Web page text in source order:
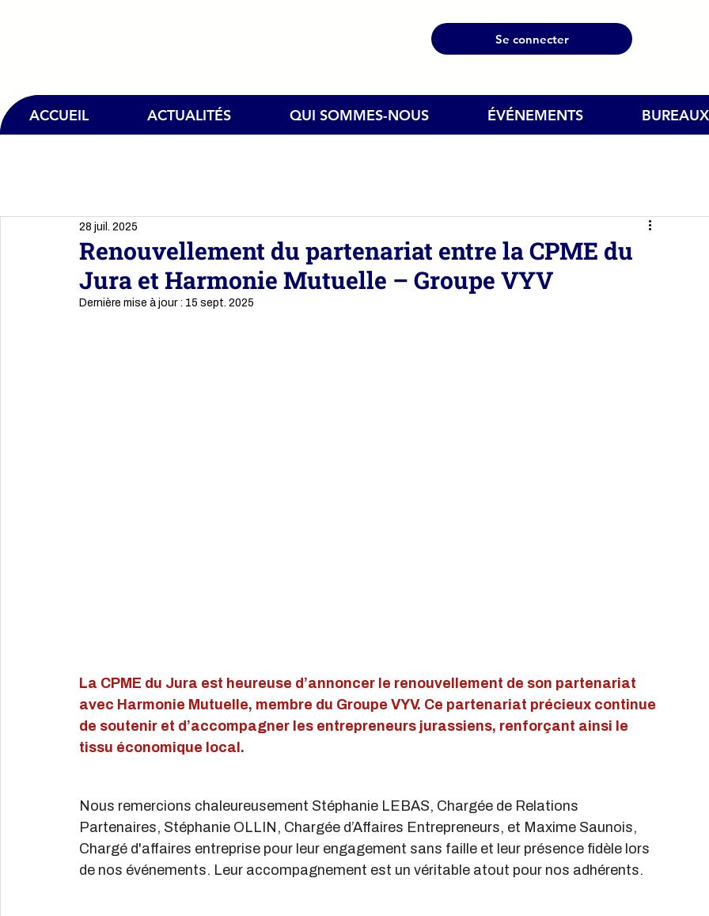
Se connecter
ACCUEIL ACTUALITÉS QUI SOMMES-NOUS ÉVÉNEMENTS BUREAUX
Renouvellement du partenariat entre la CPME du
Jura et Harmonie Mutuelle – Groupe VYV
28 juil. 2025
Dernière mise à jour : 15 sept. 2025
La CPME du Jura est heureuse d’annoncer le renouvellement de son partenariat
avec Harmonie Mutuelle, membre du Groupe VYV. Ce partenariat précieux continue
de soutenir et d’accompagner les entrepreneurs jurassiens, renforçant ainsi le
tissu économique local.
Nous remercions chaleureusement Stéphanie LEBAS, Chargée de Relations
Partenaires, Stéphanie OLLIN, Chargée d’Affaires Entrepreneurs, et Maxime Saunois,
Chargé d'affaires entreprise pour leur engagement sans faille et leur présence fidèle lors
de nos événements. Leur accompagnement est un véritable atout pour nos adhérents.